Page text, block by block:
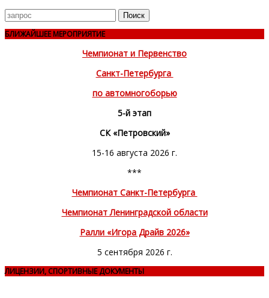
Поиск
для
БЛИЖАЙШЕЕ МЕРОПРИЯТИЕ
Чемпионат и Первенство
Санкт-Петербурга
по автомногоборью
5-й этап
СК «Петровский»
15-16 августа 2026 г.
***
Чемпионат Санкт-Петербурга
Чемпионат Ленинградской области
Ралли «Игора Драйв 2026»
5 сентября 2026 г.
ЛИЦЕНЗИИ, СПОРТИВНЫЕ ДОКУМЕНТЫ